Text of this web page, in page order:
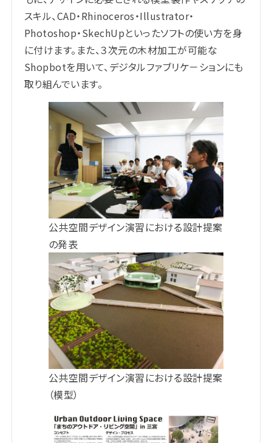
スキル、CAD・Rhinoceros・Illustrator・
Photoshop・SkechUpといったソフトの使い方を身
に付けます。また、３次元の木材加工が可能な
Shopbotを用いて、デジタルファブリケ－ションにも
取り組んでいます。
公共空間デザイン演習における設計提案
の発表
公共空間デザイン演習における設計提案
（模型）